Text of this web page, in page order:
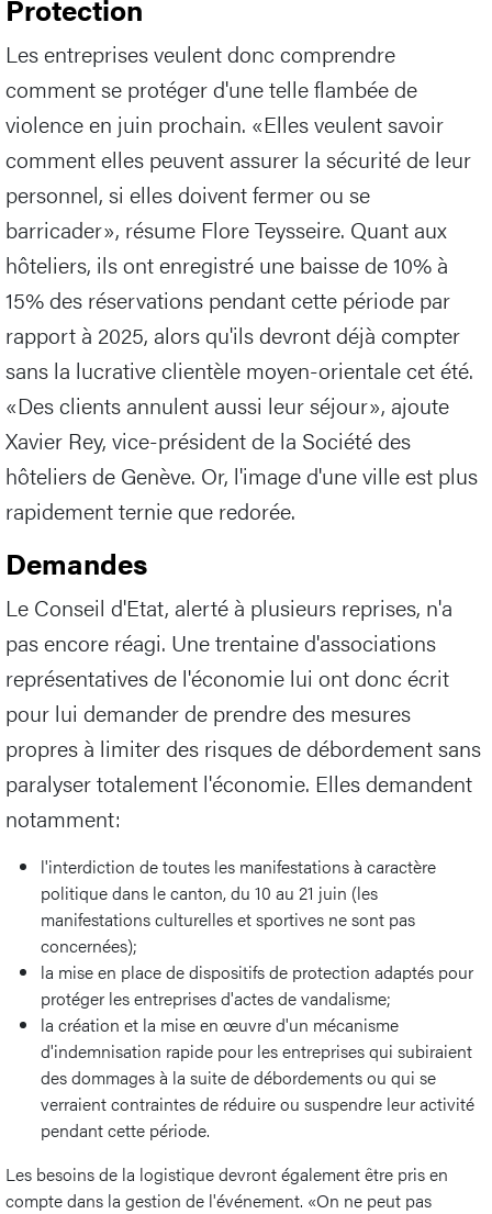
Protection
Les entreprises veulent donc comprendre
comment se protéger d'une telle flambée de
violence en juin prochain. «Elles veulent savoir
comment elles peuvent assurer la sécurité de leur
personnel, si elles doivent fermer ou se
barricader», résume Flore Teysseire. Quant aux
hôteliers, ils ont enregistré une baisse de 10% à
15% des réservations pendant cette période par
rapport à 2025, alors qu'ils devront déjà compter
sans la lucrative clientèle moyen-orientale cet été.
«Des clients annulent aussi leur séjour», ajoute
Xavier Rey, vice-président de la Société des
hôteliers de Genève. Or, l'image d'une ville est plus
rapidement ternie que redorée.
Demandes
Le Conseil d'Etat, alerté à plusieurs reprises, n'a
pas encore réagi. Une trentaine d'associations
représentatives de l'économie lui ont donc écrit
pour lui demander de prendre des mesures
propres à limiter des risques de débordement sans
paralyser totalement l'économie. Elles demandent
notamment:
l'interdiction de toutes les manifestations à caractère
politique dans le canton, du 10 au 21 juin (les
manifestations culturelles et sportives ne sont pas
concernées);
la mise en place de dispositifs de protection adaptés pour
protéger les entreprises d'actes de vandalisme;
la création et la mise en œuvre d'un mécanisme
d'indemnisation rapide pour les entreprises qui subiraient
des dommages à la suite de débordements ou qui se
verraient contraintes de réduire ou suspendre leur activité
pendant cette période.
Les besoins de la logistique devront également être pris en
compte dans la gestion de l'événement. «On ne peut pas